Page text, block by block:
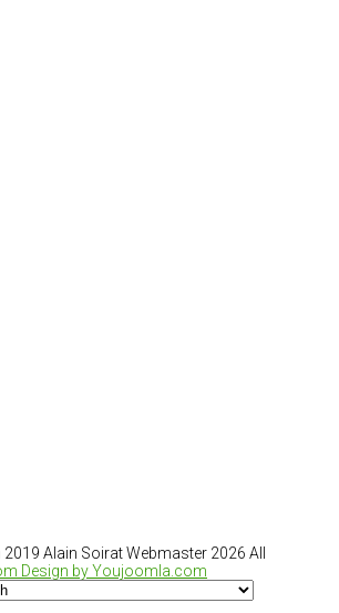
2019 Alain Soirat Webmaster 2026 All
Design by Youjoomla.com